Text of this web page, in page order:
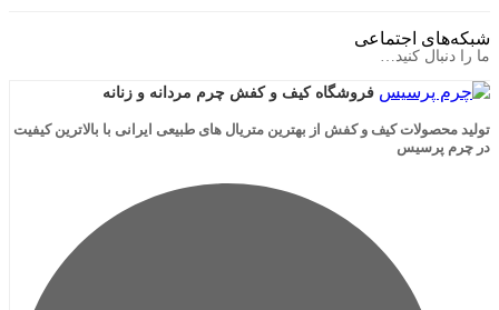
اجتماعی
کنید…
فروشگاه کیف و کفش چرم مردانه و زنانه
کیف و کفش از بهترین متریال های طبیعی ایرانی با بالاترین کیفیت